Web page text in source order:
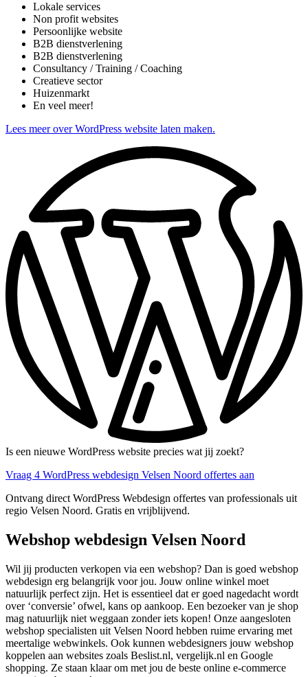
Lokale services
Non profit websites
Persoonlijke website
B2B dienstverlening
B2B dienstverlening
Consultancy / Training / Coaching
Creatieve sector
Huizenmarkt
En veel meer!
Lees meer over WordPress website laten maken.
Is een nieuwe WordPress website precies wat jij zoekt?
Vraag 4 WordPress webdesign Velsen Noord offertes aan
Ontvang direct WordPress Webdesign offertes van professionals uit
regio Velsen Noord. Gratis en vrijblijvend.
Webshop webdesign Velsen Noord
Wil jij producten verkopen via een webshop? Dan is goed webshop
webdesign erg belangrijk voor jou. Jouw online winkel moet
natuurlijk perfect zijn. Het is essentieel dat er goed nagedacht wordt
over ‘conversie’ ofwel, kans op aankoop. Een bezoeker van je shop
mag natuurlijk niet weggaan zonder iets kopen! Onze aangesloten
webshop specialisten uit Velsen Noord hebben ruime ervaring met
meertalige webwinkels. Ook kunnen webdesigners jouw webshop
koppelen aan websites zoals Beslist.nl, vergelijk.nl en Google
shopping. Ze staan klaar om met jou de beste online e-commerce